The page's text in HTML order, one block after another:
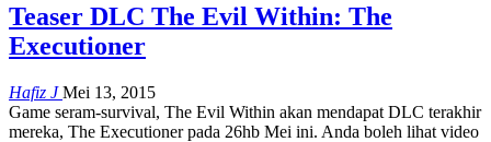
Teaser DLC The Evil Within: The
Executioner
Hafiz JMei 13, 2015
Game seram-survival, The Evil Within akan mendapat DLC terakhir
mereka, The Executioner pada 26hb Mei ini. Anda boleh lihat video